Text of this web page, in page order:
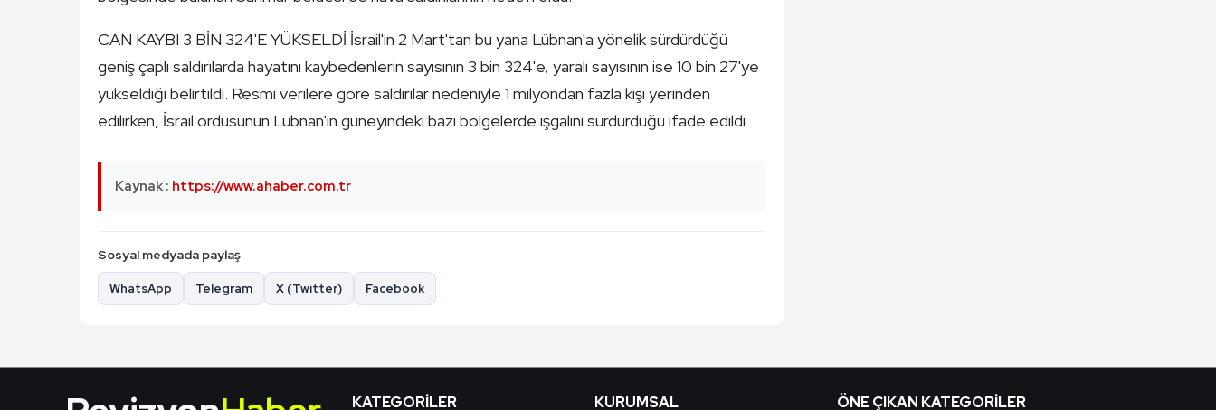
CAN KAYBI 3 BİN 324'E YÜKSELDİ İsrail'in 2 Mart'tan bu yana Lübnan'a yönelik sürdürdüğü
geniş çaplı saldırılarda hayatını kaybedenlerin sayısının 3 bin 324'e, yaralı sayısının ise 10 bin 27'ye
yükseldiği belirtildi. Resmi verilere göre saldırılar nedeniyle 1 milyondan fazla kişi yerinden
edilirken, İsrail ordusunun Lübnan'ın güneyindeki bazı bölgelerde işgalini sürdürdüğü ifade edildi
Kaynak : https://www.ahaber.com.tr
Sosyal medyada paylaş
WhatsApp Telegram X (Twitter) Facebook
KATEGORILER KURUMSAL ÖNE ÇIKAN KATEGORILER